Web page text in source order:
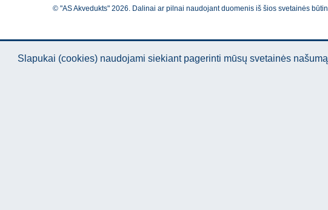
© "AS Akvedukts" 2026. Dalinai ar pilnai naudojant duomenis iš šios svetainės
Slapukai (cookies) naudojami siekiant pagerinti mūsų svetainės